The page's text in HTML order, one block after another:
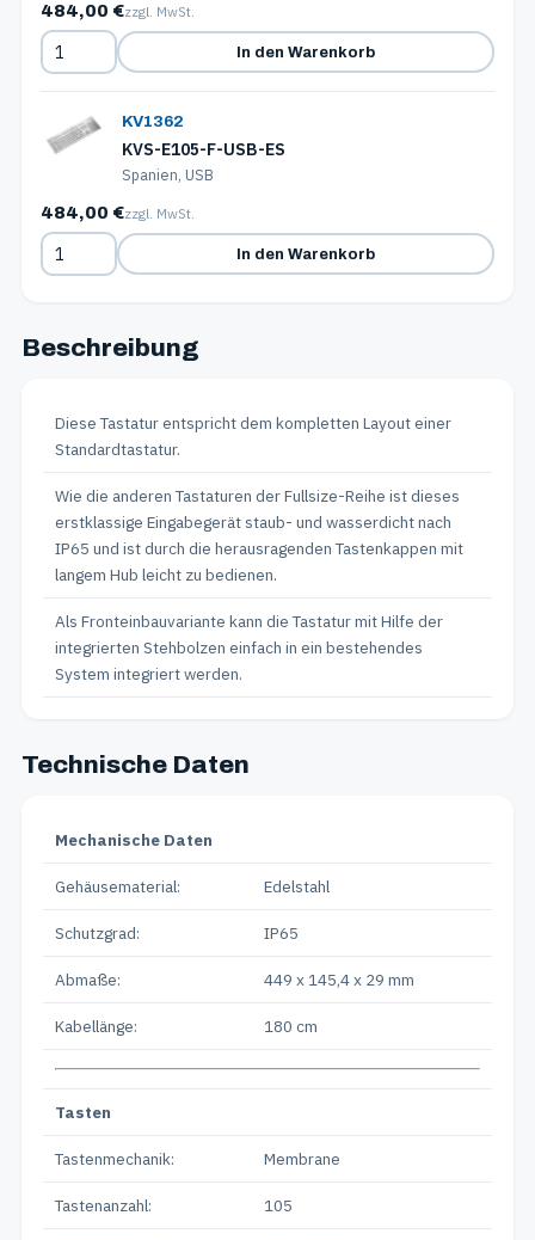
484,00 €zzgl. MwSt.
In den Warenkorb
KV1362
KVS-E105-F-USB-ES
Spanien, USB
484,00 €zzgl. MwSt.
In den Warenkorb
Beschreibung
Diese Tastatur entspricht dem kompletten Layout einer
Standardtastatur.
Wie die anderen Tastaturen der Fullsize-Reihe ist dieses
erstklassige Eingabegerät staub- und wasserdicht nach
IP65 und ist durch die herausragenden Tastenkappen mit
langem Hub leicht zu bedienen.
Als Fronteinbauvariante kann die Tastatur mit Hilfe der
integrierten Stehbolzen einfach in ein bestehendes
System integriert werden.
Technische Daten
Mechanische Daten
Gehäusematerial: Edelstahl
Schutzgrad: IP65
Abmaße: 449 x 145,4 x 29 mm
Kabellänge: 180 cm
Tasten
Tastenmechanik: Membrane
Tastenanzahl: 105